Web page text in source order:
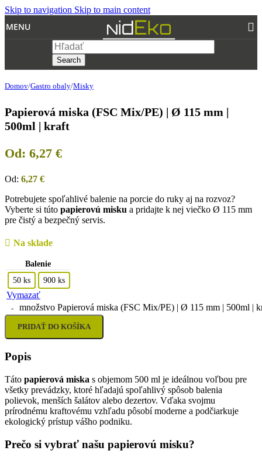
Skip to navigation Skip to main content
MENU
Search
Domov/Gastro obaly/Misky
Papierová miska (FSC Mix/PE) | Ø 115 mm |
500ml | kraft
Od: 6,27 €
Od: 6,27 €
Potrebujete spoľahlivé balenie na porcie do ruky aj na rozvoz?
Vyberte si túto papierovú misku a pridajte k nej viečko Ø 115 mm
pre čistý a bezpečný servis.
Na sklade
Balenie
50 ks
900 ks
Vymazať
množstvo Papierová miska (FSC Mix/PE) | Ø 115 mm | 500ml |
PRIDAŤ DO KOŠÍKA
Popis
Táto papierová miska s objemom 500 ml je ideálnou voľbou pre
všetky prevádzky, ktoré hľadajú spoľahlivý spôsob balenia
polievok, menších šalátov alebo dezertov. Vďaka svojmu
prírodnému kraftovému vzhľadu pôsobí moderne a podčiarkuje
ekologický prístup vášho podniku.
Prečo si vybrať našu papierovú misku?